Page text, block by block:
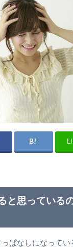
と思っている
ぱなしになってい